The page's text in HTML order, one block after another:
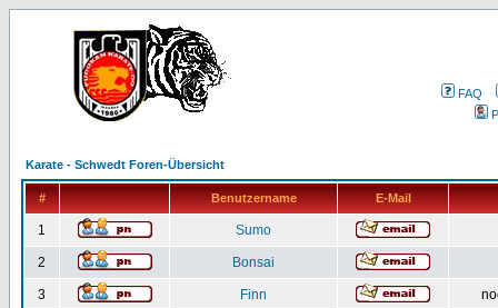
FAQ
Karate - Schwedt Foren-Übersicht
# Benutzername E-Mail
1 Sumo
2 Bonsai
3 Finn